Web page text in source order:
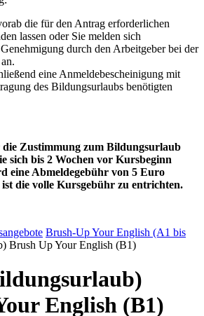
die für den Antrag erforderlichen
lassen oder Sie melden sich
durch den Arbeitgeber bei der
eine Anmeldebescheinigung mit
des Bildungsurlaubs benötigten
Zustimmung zum Bildungsurlaub
sich bis 2 Wochen vor Kursbeginn
eine Abmeldegebühr von 5 Euro
die volle Kursgebühr zu entrichten.
Brush-Up Your English (A1 bis
Brush Up Your English (B1)
English (B1)